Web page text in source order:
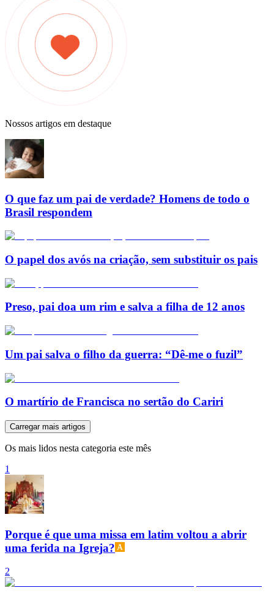
Nossos artigos em destaque
O que faz um pai de verdade? Homens de todo o
Brasil respondem
O papel dos avós na criação, sem substituir os pais
Preso, pai doa um rim e salva a filha de 12 anos
Um pai salva o filho da guerra: “Dê-me o fuzil”
O martírio de Francisca no sertão do Cariri
Carregar mais artigos
Os mais lidos nesta categoria este mês
1
Porque é que uma missa em latim voltou a abrir
uma ferida na Igreja?
2